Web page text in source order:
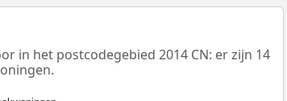
in het postcodegebied 2014 CN: er zijn 14